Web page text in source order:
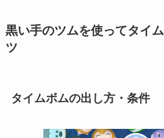
黒い手のツムを使ってタイ
ツ
タイムボムの出し方・条件